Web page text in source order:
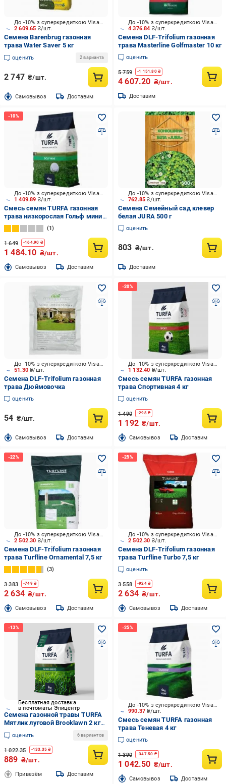
2 609.65 ₴/шт.
До -10% з суперкредиткою Visa Вигода
Семена Barenbrug газонная
трава Water Saver 5 кг
оценить 2 варианта
2 747 ₴/шт.
Cамовывоз Доставим
4 376.84 ₴/шт.
До -10% з суперкредиткою Visa Вигода
Семена DLF-Trifolium газонная
трава Masterline Golfmaster 10 кг
оценить
5 759 -1 151.80₴
4 607.20 ₴/шт.
Доставим
1 409.89 ₴/шт.
До -10% з суперкредиткою Visa Вигода
Смесь семян TURFA газонная
трава низкорослая Гольф мини 4
кг
1
1 649 -164.90 ₴
1 484.10 ₴/шт.
Cамовывоз Доставим
762.85₴/шт.
До -10% з суперкредиткою Visa Вигода
Семена Семейный сад клевер
белая JURA 500 г
оценить
803 ₴/шт.
Доставим
51.30₴/шт.
До -10% з суперкредиткою Visa Вигода
Семена DLF-Trifolium газонная
трава Дюймовочка
оценить
54 ₴/шт.
Cамовывоз Доставим
1 132.40 ₴/шт.
До -10% з суперкредиткою Visa Вигода
Смесь семян TURFA газонная
трава Спортивная 4 кг
оценить
1 490 -298₴
1 192 ₴/шт.
Cамовывоз Доставим
2 502.30 ₴/шт.
До -10% з суперкредиткою Visa Вигода
Семена DLF-Trifolium газонная
трава Turfline Ornamental 7,5 кг
3
3 383 -749₴
2 634 ₴/шт.
Cамовывоз Доставим
2 502.30 ₴/шт.
До -10% з суперкредиткою Visa Вигода
Семена DLF-Trifolium газонная
трава Turfline Turbo 7,5 кг
оценить
3 558 -924₴
2 634 ₴/шт.
Cамовывоз Доставим
Бесплатная доставка
в почтоматы Эпицентр
Семена газонной травы TURFA
Мятлик луговой Brooklawn 2 кг
(1736)
оценить 6 вариантов
1 022.35 -133.35 ₴
889 ₴/шт.
Привезём Доставим
990.37₴/шт.
До -10% з суперкредиткою Visa Вигода
Смесь семян TURFA газонная
трава Теневая 4 кг
оценить
1 390 -347.50 ₴
1 042.50 ₴/шт.
Cамовывоз Доставим